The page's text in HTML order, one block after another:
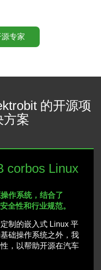
专家
的开源项
方案
corbos Linux
作系统，结合了
全性和行业规范。
制的嵌入式 Linux 平
础操作系统之外，我
，以帮助开源在汽车